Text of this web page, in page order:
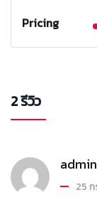
Pricing
2 รีวิว
admin
25